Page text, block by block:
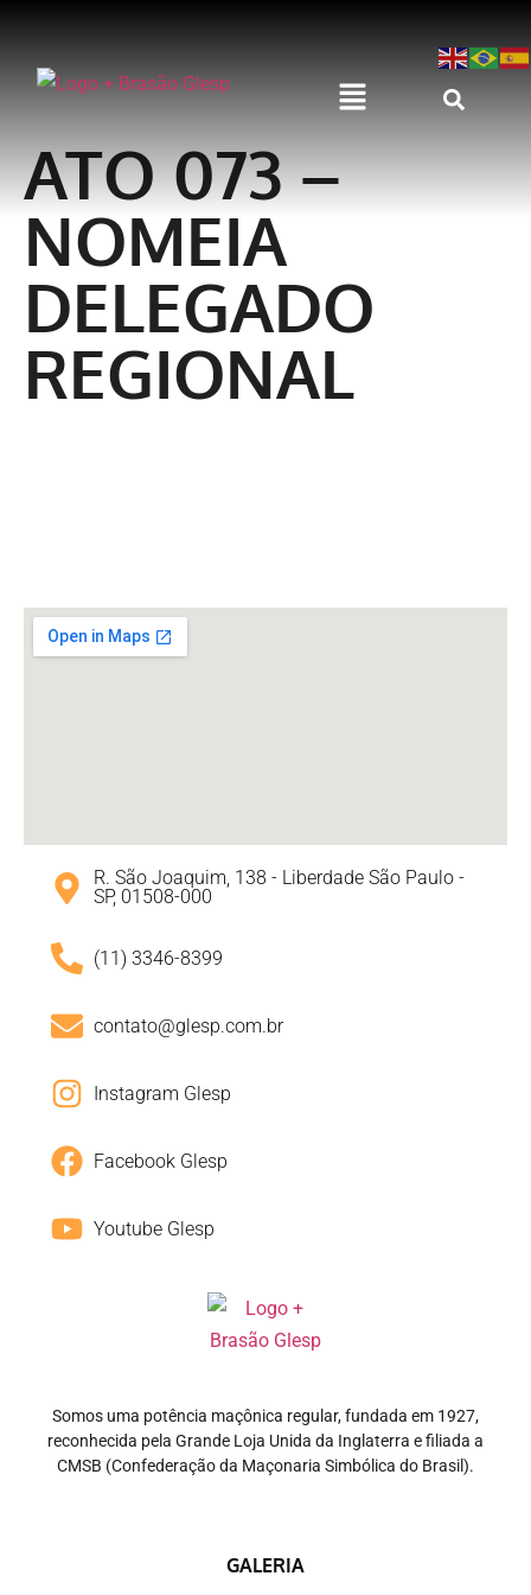
ATO 073 –
NOMEIA
DELEGADO
REGIONAL
R. São Joaquim, 138 - Liberdade São Paulo -
SP, 01508-000
(11) 3346-8399
contato@glesp.com.br
Instagram Glesp
Facebook Glesp
Youtube Glesp
Somos uma potência maçônica regular, fundada em 1927,
reconhecida pela Grande Loja Unida da Inglaterra e filiada a
CMSB (Confederação da Maçonaria Simbólica do Brasil).
GALERIA